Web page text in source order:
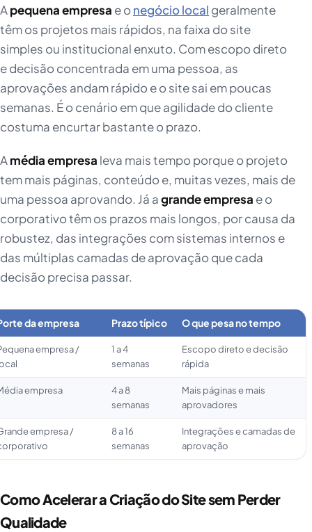
Apequena empresa e onegócio local geralmente
têm os projetos mais rápidos, na faixa do site
simples ou institucional enxuto. Com escopo direto
e decisão concentrada em uma pessoa, as
aprovações andam rápido e o site sai em poucas
semanas. É o cenário em que agilidade do cliente
costuma encurtar bastante o prazo.
Amédia empresa leva mais tempo porque o projeto
tem mais páginas, conteúdo e, muitas vezes, mais de
uma pessoa aprovando. Já agrande empresa e o
corporativo têm os prazos mais longos, por causa da
robustez, das integrações com sistemas internos e
das múltiplas camadas de aprovação que cada
decisão precisa passar.
da empresa Prazo típico O que pesa no tempo
empresa /
1 a 4
semanas
Escopo direto e decisão
rápida
empresa
4 a 8
semanas
Mais páginas e mais
aprovadores
empresa /
8 a 16
semanas
Integrações e camadas de
aprovação
Como Acelerar a Criação do Site sem Perder
Qualidade